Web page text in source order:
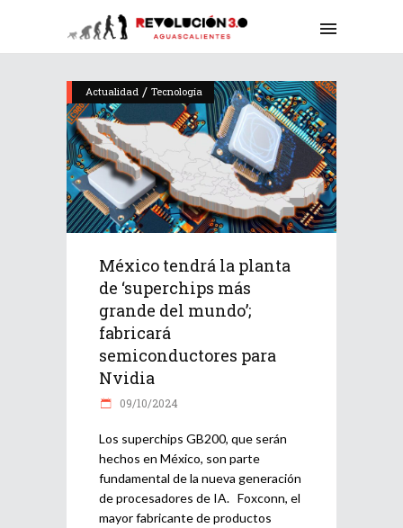
Actualidad / Tecnología
México tendrá la planta
de ‘superchips más
grande del mundo’;
fabricará
semiconductores para
Nvidia
09/10/2024
Los superchips GB200, que serán
hechos en México, son parte
fundamental de la nueva generación
de procesadores de IA. Foxconn, el
mayor fabricante de productos